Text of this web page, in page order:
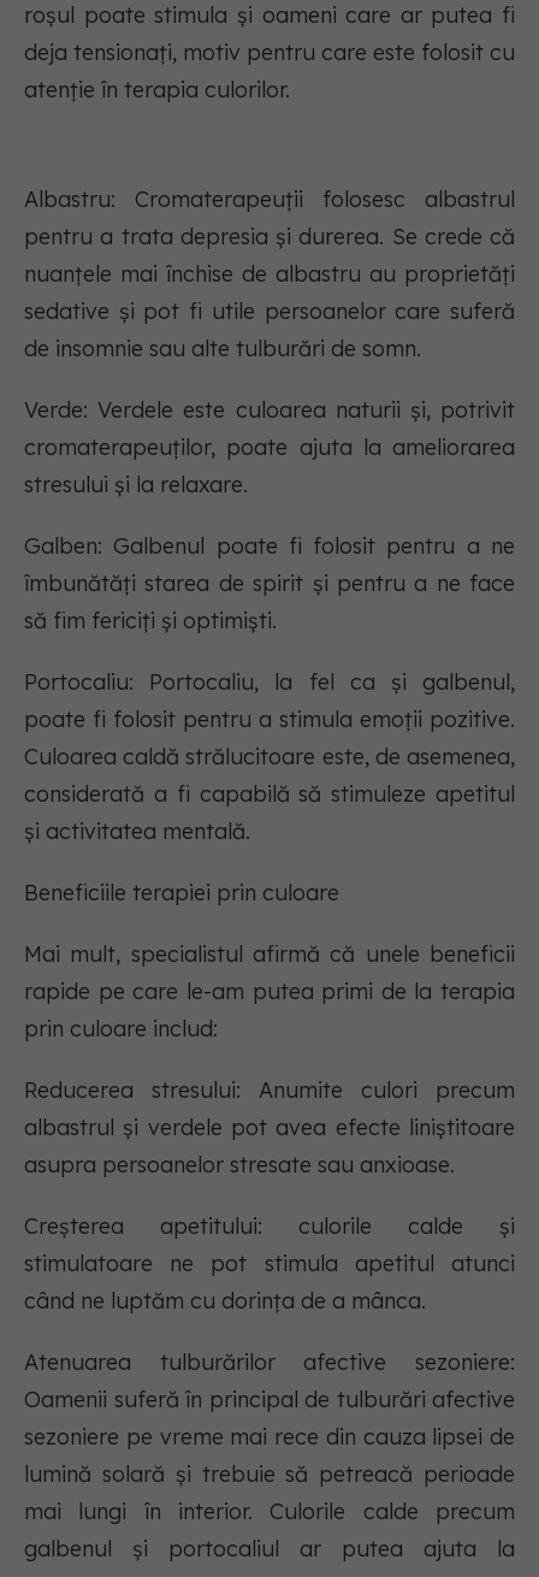
roșul poate stimula și oameni care ar putea fi
deja tensionați, motiv pentru care este folosit cu
atenție în terapia culorilor.
Albastru: Cromaterapeuții folosesc albastrul
pentru a trata depresia și durerea. Se crede că
nuanțele mai închise de albastru au proprietăți
sedative și pot fi utile persoanelor care suferă
de insomnie sau alte tulburări de somn.
Verde: Verdele este culoarea naturii și, potrivit
cromaterapeuților, poate ajuta la ameliorarea
stresului și la relaxare.
Galben: Galbenul poate fi folosit pentru a ne
îmbunătăți starea de spirit și pentru a ne face
să fim fericiți și optimiști.
Portocaliu: Portocaliu, la fel ca și galbenul,
poate fi folosit pentru a stimula emoții pozitive.
Culoarea caldă strălucitoare este, de asemenea,
considerată a fi capabilă să stimuleze apetitul
și activitatea mentală.
Beneficiile terapiei prin culoare
Mai mult, specialistul afirmă că unele beneficii
rapide pe care le-am putea primi de la terapia
prin culoare includ:
Reducerea stresului: Anumite culori precum
albastrul și verdele pot avea efecte liniștitoare
asupra persoanelor stresate sau anxioase.
Creșterea apetitului: culorile calde și
stimulatoare ne pot stimula apetitul atunci
când ne luptăm cu dorința de a mânca.
Atenuarea tulburărilor afective sezoniere:
Oamenii suferă în principal de tulburări afective
sezoniere pe vreme mai rece din cauza lipsei de
lumină solară și trebuie să petreacă perioade
mai lungi în interior. Culorile calde precum
galbenul și portocaliul ar putea ajuta la